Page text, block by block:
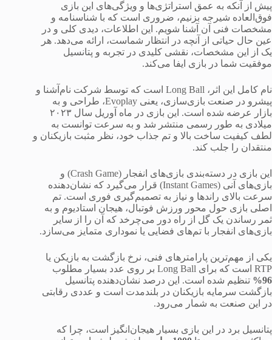
پیش از آنکه به عمق استراتژی‌ها و ویژگی‌های این بازی
فوق‌العاده شیرجه بزنیم، ضروری است که با شناسنامه و
مشخصات فنی آن آشنا شویم. این اطلاعات، دیدی کلی و در
عین حال حیاتی از آنچه در انتظار شماست، ارائه می‌دهد. هر
یک از این مشخصات، نقشی کلیدی در تجربه و پتانسیل
موفقیت شما در بازی ایفا می‌کند.
نام کامل این اثر، Long Ball است که توسط شرکت نام‌آشنا و
پیشرو در صنعت بازی‌سازی، یعنی Evoplay، طراحی و به
بازار عرضه شده است. این بازی در ماه آوریل سال ۲۰۲۳
میلادی به طور رسمی منتشر شد و به سرعت توانست به
لطف کیفیت ساخت بالا و تم جذاب خود، نظر مثبت بازیکنان و
منتقدان را جلب کند.
این بازی در دسته‌بندی بازی‌های انفجار (Crash Game) و
بازی‌های آنی (Instant Games) قرار می‌گیرد که نشان‌دهنده
سرعت بالای راندها و نیاز به تصمیم‌گیری فوری است. تم
اصلی بازی حول محور ورزش فوتبال، هیجان استادیوم و به
ثمر رساندن یک گل از راه دور می‌چرخد که آن را از سایر
بازی‌های انفجار با تم‌های فضایی یا نموداری متمایز می‌سازد.
یکی از مهم‌ترین پارامترهای فنی، نرخ بازگشت به بازیکن یا
RTP است که برای Long Ball بر روی عدد بسیار مطلوب
96%
تنظیم شده است. این درصد نشان‌دهنده پتانسیل
بازگشت سرمایه بازیکنان در بلندمدت است و عددی رقابتی
در این صنعت به شمار می‌رود.
پتانسیل برد در این بازی بسیار هیجان‌انگیز است، چرا که